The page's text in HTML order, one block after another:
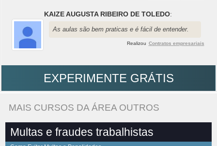
KAIZE AUGUSTA RIBEIRO DE TOLEDO:
As aulas são bem praticas e é fácil de entender.
Realizou Contratos empresariais
EXPERIMENTE GRÁTIS
MAIS CURSOS DA ÁREA OUTROS
Multas e fraudes trabalhistas